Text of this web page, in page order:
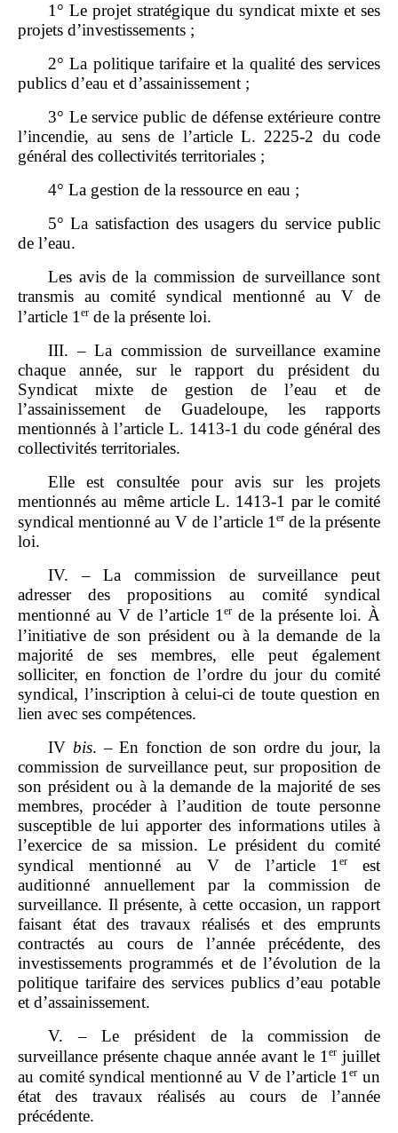
1° Le projet stratégique du syndicat mixte et ses
projets d’investissements ;
2° La politique tarifaire et la qualité des services
publics d’eau et d’assainissement ;
3° Le service public de défense extérieure contre
l’incendie, au sens de l’article L. 2225‑2 du code
général des collectivités territoriales ;
4° La gestion de la ressource en eau ;
5° La satisfaction des usagers du service public
de l’eau.
Les avis de la commission de surveillance sont
transmis au comité syndical mentionné au V de
l’article 1er de la présente loi.
III. – La commission de surveillance examine
chaque année, sur le rapport du président du
Syndicat mixte de gestion de l’eau et de
l’assainissement de Guadeloupe, les rapports
mentionnés à l’article L. 1413‑1 du code général des
collectivités territoriales.
Elle est consultée pour avis sur les projets
mentionnés au même article L. 1413‑1 par le comité
syndical mentionné au V de l’article 1erde la présente
loi.
IV. – La commission de surveillance peut
adresser des propositions au comité syndical
mentionné au V de l’article 1er de la présente loi. À
l’initiative de son président ou à la demande de la
majorité de ses membres, elle peut également
solliciter, en fonction de l’ordre du jour du comité
syndical, l’inscription à celui‑ci de toute question en
lien avec ses compétences.
IV bis. – En fonction de son ordre du jour, la
commission de surveillance peut, sur proposition de
son président ou à la demande de la majorité de ses
membres, procéder à l’audition de toute personne
susceptible de lui apporter des informations utiles à
l’exercice de sa mission. Le président du comité
syndical mentionné au V de l’article 1 er
est
auditionné annuellement par la commission de
surveillance. Il présente, à cette occasion, un rapport
faisant état des travaux réalisés et des emprunts
contractés au cours de l’année précédente, des
investissements programmés et de l’évolution de la
politique tarifaire des services publics d’eau potable
et d’assainissement.
V. – Le président de la commission de
surveillance présente chaque année avant le 1 er juillet
au comité syndical mentionné au V de l’article 1er un
état des travaux réalisés au cours de l’année
précédente.